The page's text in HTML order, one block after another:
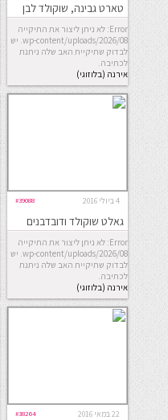
טארט גבינה, שוקולד לבן
ונענעError: לא ניתן ליצור את התיקייה
wp-content/uploads/2026/08. יש
לבדוק שתיקיית האב שלה ניתנת
לכתיבה.
אירנה (בלוזוגי)
4 ביולי 2016 #39088
גאלט שוקולד ודובדבנים
Error: לא ניתן ליצור את התיקייה
wp-content/uploads/2026/08. יש
לבדוק שתיקיית האב שלה ניתנת
לכתיבה.
אירנה (בלוזוגי)
22 במאי 2016 #38264